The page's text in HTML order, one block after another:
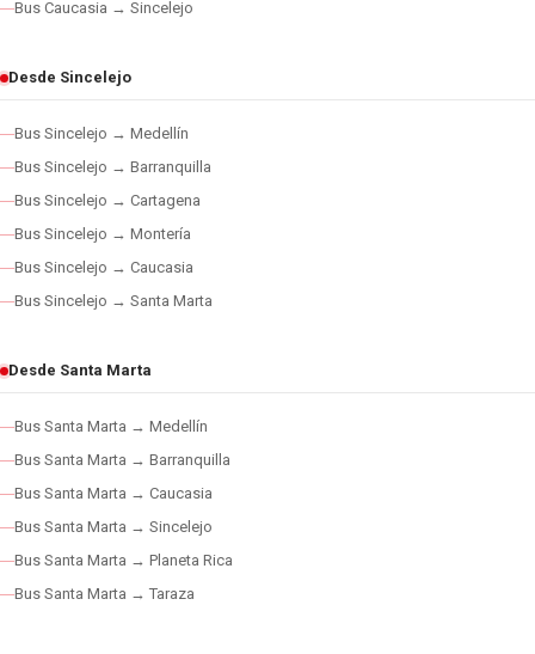
Bus Caucasia → Sincelejo
Desde Sincelejo
Bus Sincelejo → Medellín
Bus Sincelejo → Barranquilla
Bus Sincelejo → Cartagena
Bus Sincelejo → Montería
Bus Sincelejo → Caucasia
Bus Sincelejo → Santa Marta
Desde Santa Marta
Bus Santa Marta → Medellín
Bus Santa Marta → Barranquilla
Bus Santa Marta → Caucasia
Bus Santa Marta → Sincelejo
Bus Santa Marta → Planeta Rica
Bus Santa Marta → Taraza